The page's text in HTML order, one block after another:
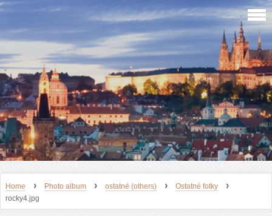
Home › Photo album › ostatné (others) › Ostatné fotky ›
rocky4.jpg